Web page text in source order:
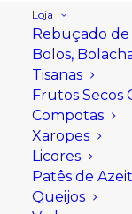
Loja
Rebuçado de
Bolos,
Tisanas
Frutos Secos
Compotas
Xaropes
Licores
Patês de
Queijos